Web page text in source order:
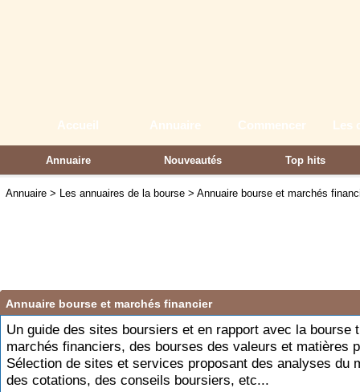
Accueil Annuaire Commencer Les
Annuaire Nouveautés Top hits
Partenaires
Annuaire > Les annuaires de la bourse > Annuaire bourse et marchés
Annuaire bourse et marchés financier
Un guide des sites boursiers et en rapport avec la bourse
marchés financiers, des bourses des valeurs et matières
Sélection de sites et services proposant des analyses du
des cotations, des conseils boursiers, etc...